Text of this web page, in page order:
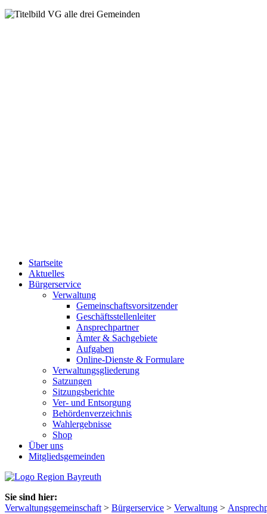
Startseite
Aktuelles
Bürgerservice
Verwaltung
Gemeinschaftsvorsitzender
Geschäftsstellenleiter
Ansprechpartner
Ämter & Sachgebiete
Aufgaben
Online-Dienste & Formulare
Verwaltungsgliederung
Satzungen
Sitzungsberichte
Ver- und Entsorgung
Behördenverzeichnis
Wahlergebnisse
Shop
Über uns
Mitgliedsgemeinden
Sie sind hier:
Verwaltungsgemeinschaft > Bürgerservice > Verwaltung >